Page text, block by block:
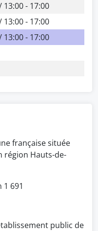
13:00 - 17:00
13:00 - 17:00
13:00 - 17:00
française située
région Hauts-de-
1 691
public de